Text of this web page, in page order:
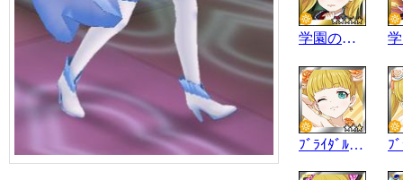
学園の魔女
ﾌﾞﾗｲﾀﾞﾙｾﾚｸｼｮﾝ